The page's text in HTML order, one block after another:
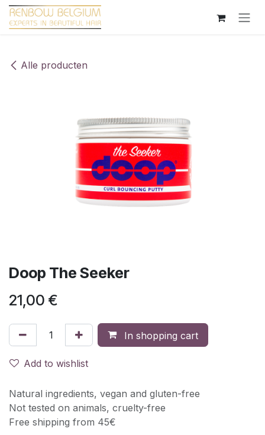
Overslaan naar inhoud
Alle producten
Doop The Seeker
21,00 €
In shopping cart
Add to wishlist
Natural ingredients, vegan and gluten-free
Not tested on animals, cruelty-free
Free shipping from 45€